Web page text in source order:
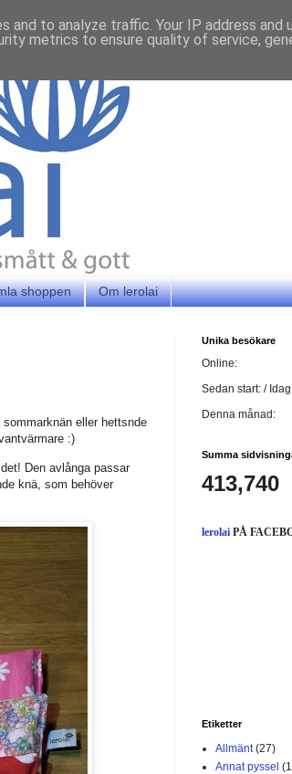
shoppen Om lerolai
eller hettsnde
:)
Den avlånga passar
knä, som behöver
Unika besökare
Online:
Sedan start: /
Denna månad:
Summa
413,740
lerolai PÅ
Etiketter
Allmänt (27)
Annat pyssel
to analyze traffic. Your IP address and
metrics to ensure quality of service,